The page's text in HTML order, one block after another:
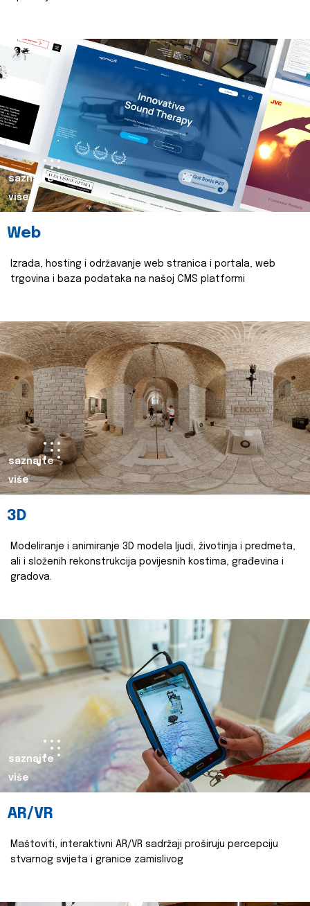
saznajte
više
Web
Izrada, hosting i održavanje web stranica i portala, web
trgovina i baza podataka na našoj CMS platformi
saznajte
više
3D
Modeliranje i animiranje 3D modela ljudi, životinja i predmeta,
ali i složenih rekonstrukcija povijesnih kostima, građevina i
gradova.
saznajte
više
AR/VR
Maštoviti, interaktivni AR/VR sadržaji proširuju percepciju
stvarnog svijeta i granice zamislivog